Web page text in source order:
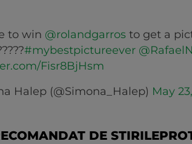
to win @rolandgarros to get a
#mybestpictureever
Fisr8BjHsm
Halep (@Simona_Halep) May
DE